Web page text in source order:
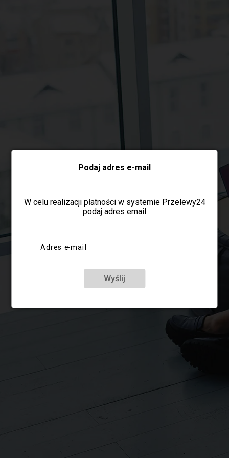
Wybierz formę płatności
Podaj adres e-mail
W celu realizacji płatności w systemie Przelewy24
podaj adres email
Adres e-mail
Wyślij